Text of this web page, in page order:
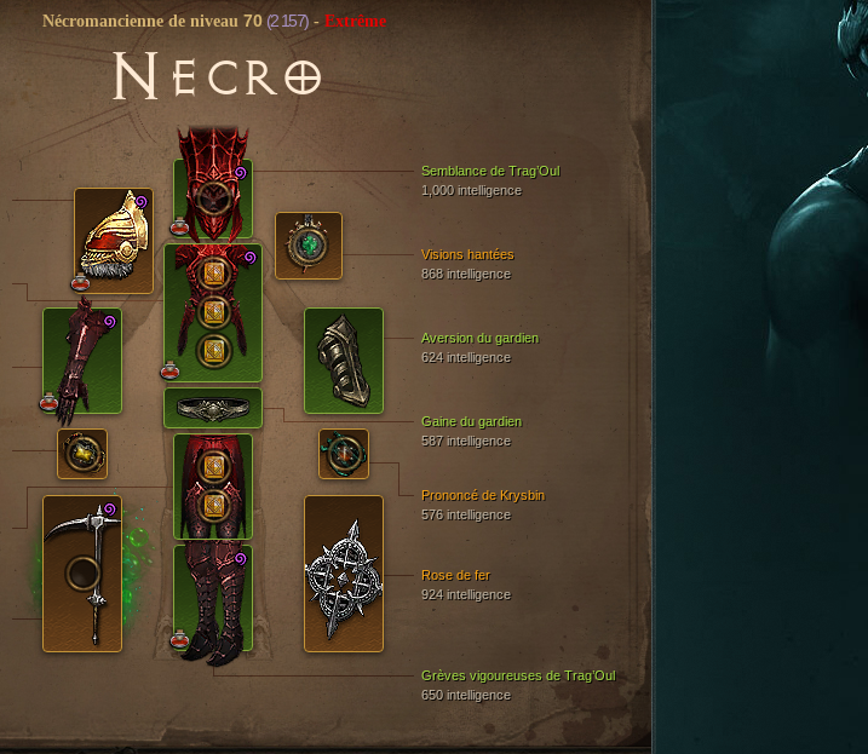
Nécromancienne de niveau 70(2 157) - Extrême
NECRO
Semblance de Trag’Oul
1,000 intelligence
Grèves vigoureuses de Trag’Oul
650 intelligence
Aversion du gardien
624 intelligence
Rose de fer
924 intelligence
Gaine du gardien
587 intelligence
Prononcé de Krysbin
576 intelligence
Visions hantées
868 intelligence